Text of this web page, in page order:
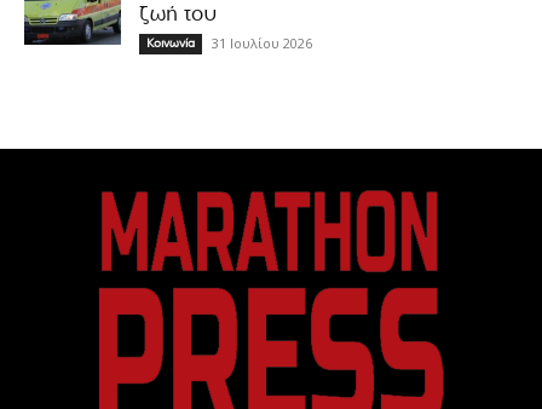
ζωή του
Κοινωνία 31 Ιουλίου 2026